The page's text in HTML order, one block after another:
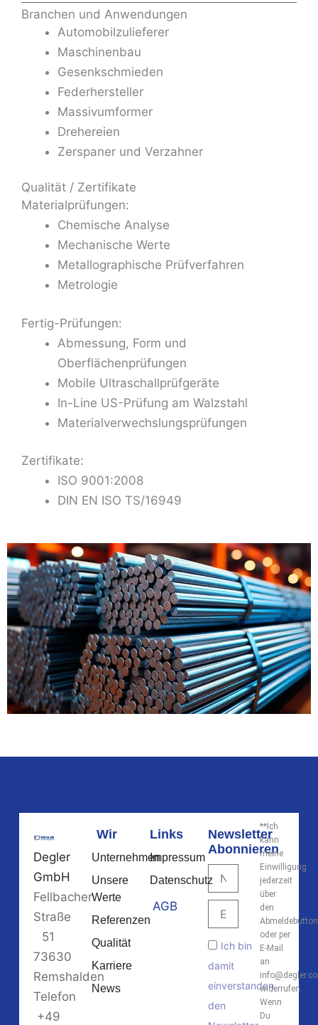
Branchen und Anwendungen
Automobilzulieferer
Maschinenbau
Gesenkschmieden
Federhersteller
Massivumformer
Drehereien
Zerspaner und Verzahner
Qualität / Zertifikate
Materialprüfungen:
Chemische Analyse
Mechanische Werte
Metallographische Prüfverfahren
Metrologie
Fertig-Prüfungen:
Abmessung, Form und
Oberflächenprüfungen
Mobile Ultraschallprüfgeräte
In-Line US-Prüfung am Walzstahl
Materialverwechslungsprüfungen
Zertifikate:
ISO 9001:2008
DIN EN ISO TS/16949
Degler
GmbH
Fellbacher
Straße
51
73630
Remshalden
Telefon
+49
Wir
Unternehmen
Unsere
Werte
Referenzen
Qualität
Karriere
News
Links
Impressum
Datenschutz
AGB
Newsletter
Abonnieren
Mail
Akzeptanz
Ich bin
damit
einverstanden
den
**Ich
kann
meine
Einwilligung
jederzeit
über
den
Abmeldebutton
oder per
E-Mail
an
widerrufen.
Wenn
Du